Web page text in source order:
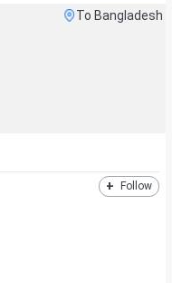
To Bangladesh
+ Follow